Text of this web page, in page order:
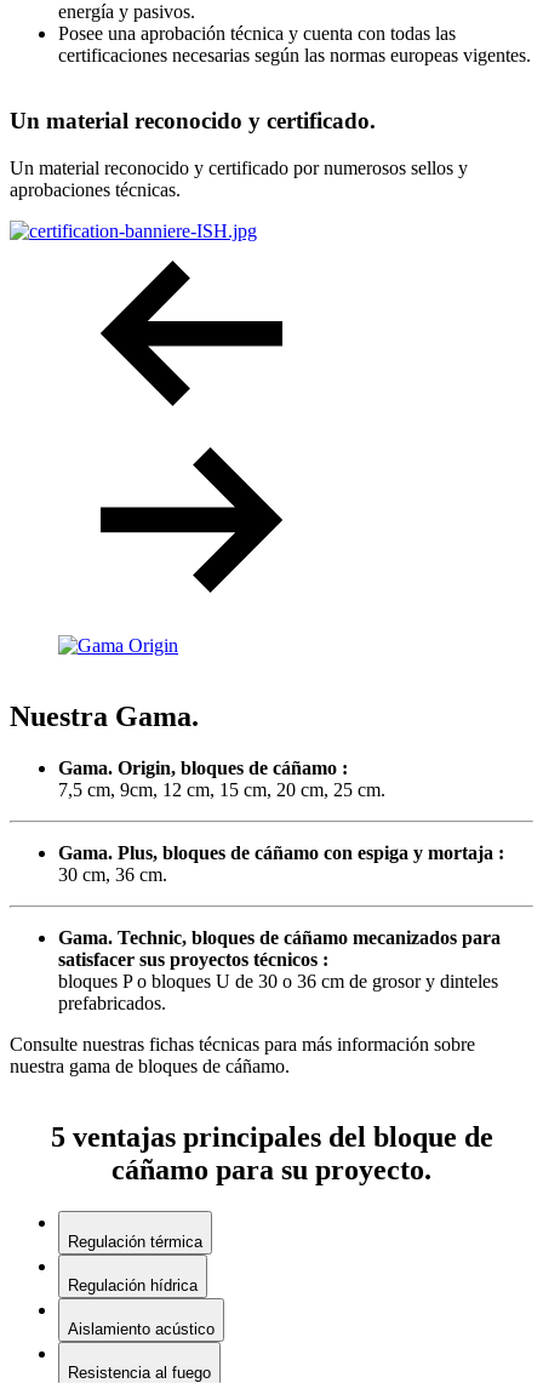
energía y pasivos.
Posee una aprobación técnica y cuenta con todas las
certificaciones necesarias según las normas europeas vigentes.
Un material reconocido y certificado.
Un material reconocido y certificado por numerosos sellos y
aprobaciones técnicas.
Nuestra Gama.
Gama. Origin, bloques de cáñamo :
7,5 cm, 9cm, 12 cm, 15 cm, 20 cm, 25 cm.
Gama. Plus, bloques de cáñamo con espiga y mortaja :
30 cm, 36 cm.
Gama. Technic, bloques de cáñamo mecanizados para
satisfacer sus proyectos técnicos :
bloques P o bloques U de 30 o 36 cm de grosor y dinteles
prefabricados.
Consulte nuestras fichas técnicas para más información sobre
nuestra gama de bloques de cáñamo.
5 ventajas principales del bloque de
cáñamo para su proyecto.
Regulación térmica
Regulación hídrica
Aislamiento acústico
Resistencia al fuego